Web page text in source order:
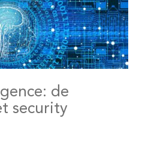
de
security